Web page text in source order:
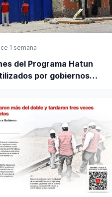
1 semana
del Programa Hatun
por gobiernos